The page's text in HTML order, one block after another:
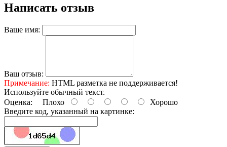
Написать отзыв
Ваше имя:
Ваш отзыв:
Примечание: HTML разметка не поддерживается!
Используйте обычный текст.
Оценка: Плохо
Хорошо
Введите код, указанный на картинке: